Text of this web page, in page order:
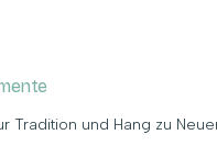
Tradition und Hang zu